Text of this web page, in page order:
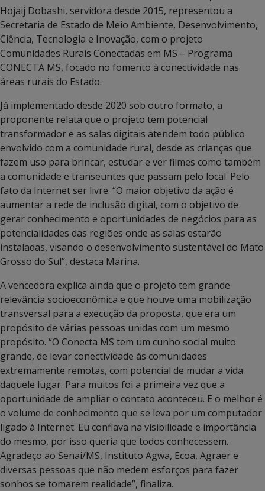
Hojaij Dobashi, servidora desde 2015, representou a
Secretaria de Estado de Meio Ambiente, Desenvolvimento,
Ciência, Tecnologia e Inovação, com o projeto
Comunidades Rurais Conectadas em MS – Programa
CONECTA MS, focado no fomento à conectividade nas
áreas rurais do Estado.
Já implementado desde 2020 sob outro formato, a
proponente relata que o projeto tem potencial
transformador e as salas digitais atendem todo público
envolvido com a comunidade rural, desde as crianças que
fazem uso para brincar, estudar e ver filmes como também
a comunidade e transeuntes que passam pelo local. Pelo
fato da Internet ser livre. “O maior objetivo da ação é
aumentar a rede de inclusão digital, com o objetivo de
gerar conhecimento e oportunidades de negócios para as
potencialidades das regiões onde as salas estarão
instaladas, visando o desenvolvimento sustentável do Mato
Grosso do Sul”, destaca Marina.
A vencedora explica ainda que o projeto tem grande
relevância socioeconômica e que houve uma mobilização
transversal para a execução da proposta, que era um
propósito de várias pessoas unidas com um mesmo
propósito. “O Conecta MS tem um cunho social muito
grande, de levar conectividade às comunidades
extremamente remotas, com potencial de mudar a vida
daquele lugar. Para muitos foi a primeira vez que a
oportunidade de ampliar o contato aconteceu. E o melhor é
o volume de conhecimento que se leva por um computador
ligado à Internet. Eu confiava na visibilidade e importância
do mesmo, por isso queria que todos conhecessem.
Agradeço ao Senai/MS, Instituto Agwa, Ecoa, Agraer e
diversas pessoas que não medem esforços para fazer
sonhos se tomarem realidade”, finaliza.